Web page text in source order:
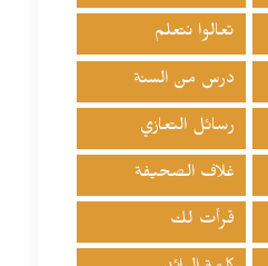
تعالوا نتعلم
درس من السنة
رسائل التعازي
غلاف الصحيفة
قرأت لك